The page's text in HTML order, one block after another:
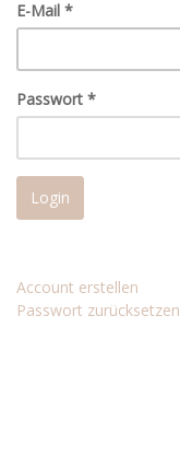
E-Mail *
Passwort *
Login
Account erstellen
Passwort zurücksetzen